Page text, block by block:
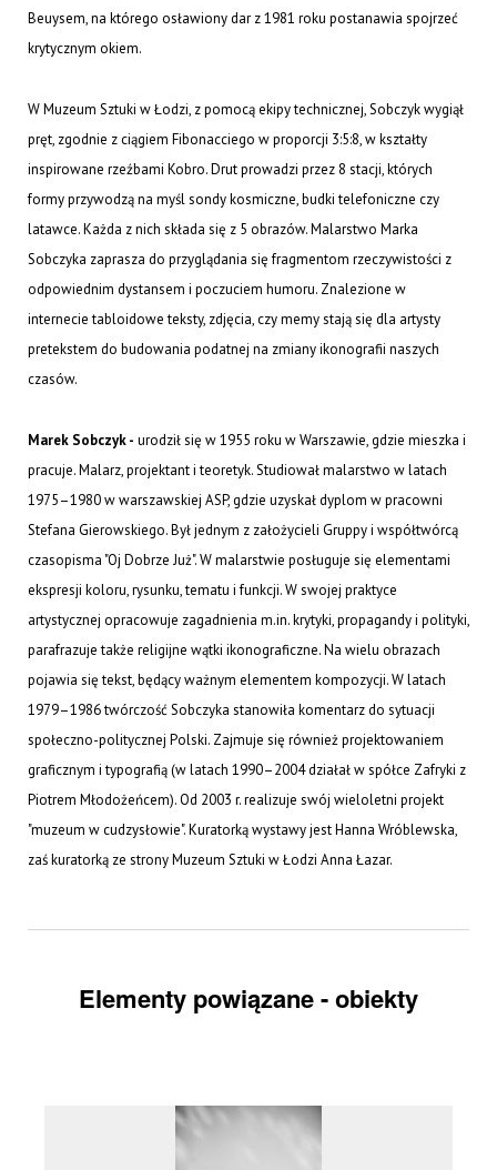
Beuysem, na którego osławiony dar z 1981 roku postanawia spojrzeć
krytycznym okiem.
W Muzeum Sztuki w Łodzi, z pomocą ekipy technicznej, Sobczyk wygiął
pręt, zgodnie z ciągiem Fibonacciego w proporcji 3:5:8, w kształty
inspirowane rzeźbami Kobro. Drut prowadzi przez 8 stacji, których
formy przywodzą na myśl sondy kosmiczne, budki telefoniczne czy
latawce. Każda z nich składa się z 5 obrazów. Malarstwo Marka
Sobczyka zaprasza do przyglądania się fragmentom rzeczywistości z
odpowiednim dystansem i poczuciem humoru. Znalezione w
internecie tabloidowe teksty, zdjęcia, czy memy stają się dla artysty
pretekstem do budowania podatnej na zmiany ikonografii naszych
czasów.
Marek Sobczyk - urodził się w 1955 roku w Warszawie, gdzie mieszka i
pracuje. Malarz, projektant i teoretyk. Studiował malarstwo w latach
1975–1980 w warszawskiej ASP, gdzie uzyskał dyplom w pracowni
Stefana Gierowskiego. Był jednym z założycieli Gruppy i współtwórcą
czasopisma "Oj Dobrze Już". W malarstwie posługuje się elementami
ekspresji koloru, rysunku, tematu i funkcji. W swojej praktyce
artystycznej opracowuje zagadnienia m.in. krytyki, propagandy i polityki,
parafrazuje także religijne wątki ikonograficzne. Na wielu obrazach
pojawia się tekst, będący ważnym elementem kompozycji. W latach
1979–1986 twórczość Sobczyka stanowiła komentarz do sytuacji
społeczno-politycznej Polski. Zajmuje się również projektowaniem
graficznym i typografią (w latach 1990–2004 działał w spółce Zafryki z
Piotrem Młodożeńcem). Od 2003 r. realizuje swój wieloletni projekt
"muzeum w cudzysłowie". Kuratorką wystawy jest Hanna Wróblewska,
zaś kuratorką ze strony Muzeum Sztuki w Łodzi Anna Łazar.
Elementy powiązane - obiekty